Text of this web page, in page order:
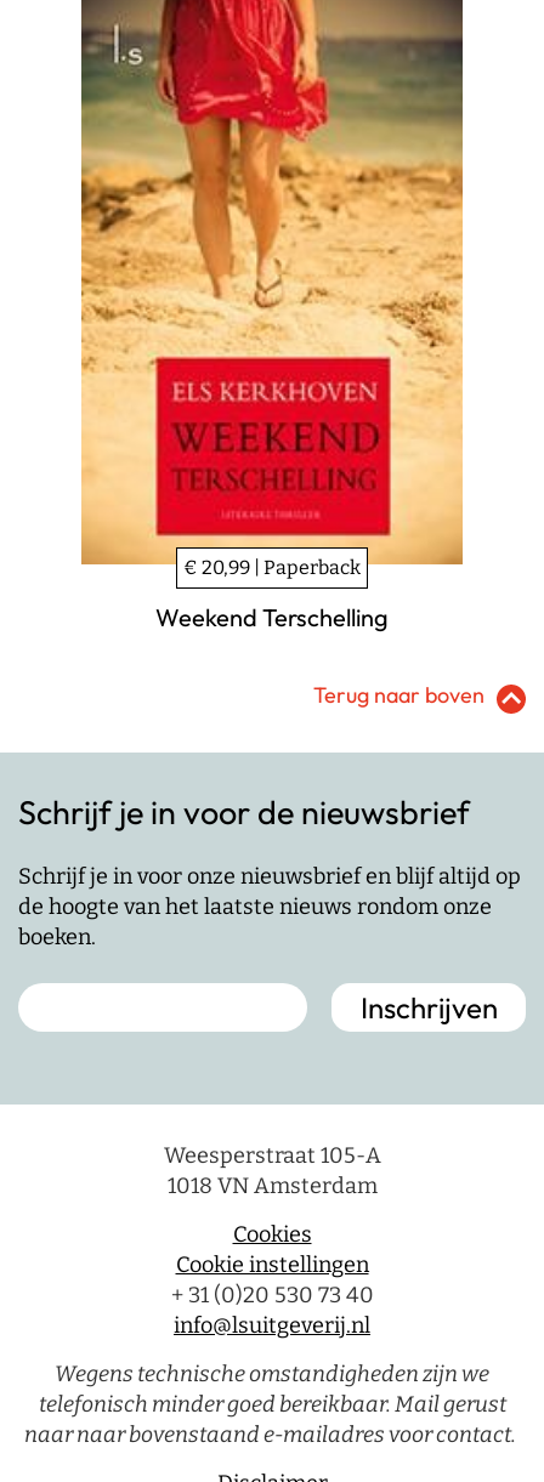
€ 20,99 | Paperback
Weekend Terschelling
Terug naar boven
Schrijf je in voor de nieuwsbrief
Schrijf je in voor onze nieuwsbrief en blijf altijd op
de hoogte van het laatste nieuws rondom onze
boeken.
Weesperstraat 105-A
1018 VN Amsterdam
Cookies
Cookie instellingen
+ 31 (0)20 530 73 40
info@lsuitgeverij.nl
Wegens technische omstandigheden zijn we
telefonisch minder goed bereikbaar. Mail gerust
naar naar bovenstaand e-mailadres voor contact.